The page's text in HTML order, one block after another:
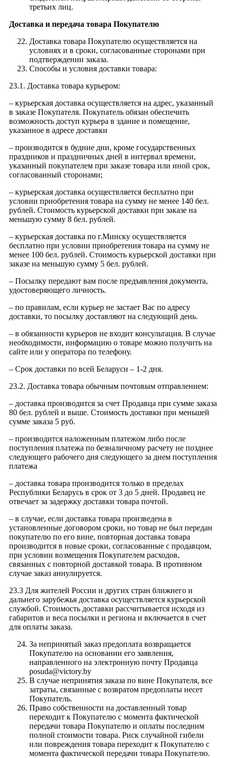
третьих лиц.
Доставка и передача товара Покупателю
Доставка товара Покупателю осуществляется на
условиях и в сроки, согласованные сторонами при
подтверждении заказа.
Способы и условия доставки товара:
23.1. Доставка товара курьером:
– курьерская доставка осуществляется на адрес, указанный
в заказе Покупателя. Покупатель обязан обеспечить
возможность доступ курьера в здание и помещение,
указанное в адресе доставки
– производится в будние дни, кроме государственных
праздников и праздничных дней в интервал времени,
указанный покупателем при заказе товара или иной срок,
согласованный сторонами;
– курьерская доставка осуществляется бесплатно при
условии приобретения товара на сумму не менее 140 бел.
рублей. Стоимость курьерской доставки при заказе на
меньшую сумму 8 бел. рублей.
– курьерская доставка по г.Минску осуществляется
бесплатно при условии приобретения товара на сумму не
менее 100 бел. рублей. Стоимость курьерской доставки при
заказе на меньшую сумму 5 бел. рублей.
– Посылку передают вам после предъявления документа,
удостоверяющего личность.
– по правилам, если курьер не застает Вас по адресу
доставки, то посылку доставляют на следующий день.
– в обязанности курьеров не входит консультация. В случае
необходимости, информацию о товаре можно получить на
сайте или у оператора по телефону.
– Срок доставки по всей Беларуси – 1-2 дня.
23.2. Доставка товара обычным почтовым отправлением:
– доставка производится за счет Продавца при сумме заказа
80 бел. рублей и выше. Стоимость доставки при меньшей
сумме заказа 5 руб.
– производится наложенным платежом либо после
поступления платежа по безналичному расчету не позднее
следующего рабочего дня следующего за днем поступления
платежа
– доставка товара производится только в пределах
Республики Беларусь в срок от 3 до 5 дней. Продавец не
отвечает за задержку доставки товара почтой.
– в случае, если доставка товара произведена в
установленные договором сроки, но товар не был передан
покупателю по его вине, повторная доставка товара
производится в новые сроки, согласованные с продавцом,
при условии возмещения Покупателем расходов,
связанных с повторной доставкой товара. В противном
случае заказ аннулируется.
23.3 Для жителей России и других стран ближнего и
дальнего зарубежья доставка осуществляется курьерской
службой. Стоимость доставки рассчитывается исходя из
габаритов и веса посылки и региона и включается в счет
для оплаты заказа.
За непринятый заказ предоплата возвращается
Покупателю на основании его заявления,
направленного на электронную почту Продавца
posuda@victory.by
В случае непринятия заказа по вине Покупателя, все
затраты, связанные с возвратом предоплаты несет
Покупатель.
Право собственности на доставленный товар
переходит к Покупателю с момента фактической
передачи товара Покупателю и оплаты последним
полной стоимости товара. Риск случайной гибели
или повреждения товара переходит к Покупателю с
момента фактической передачи товара Покупателю.